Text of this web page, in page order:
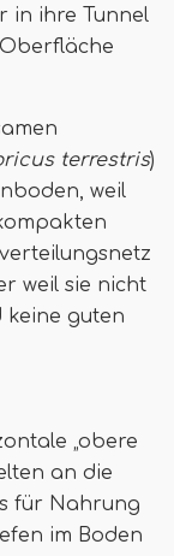
in ihre Tunnel
terrestris)
weil
weil sie nicht
keine guten
„obere
an die
für Nahrung
im Boden